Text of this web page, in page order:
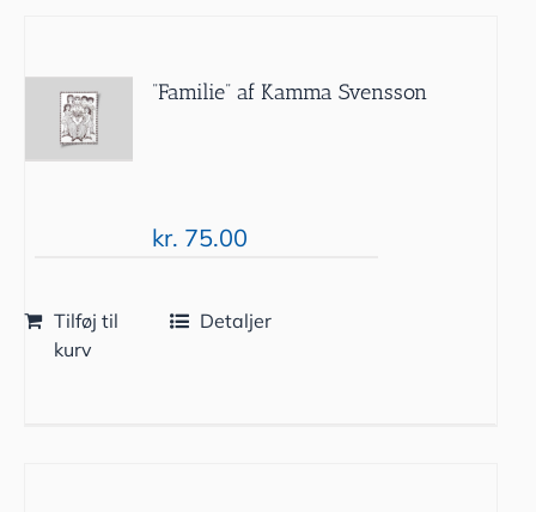
”Familie” af Kamma Svensson
kr. 75.00
Tilføj til
kurv
Detaljer